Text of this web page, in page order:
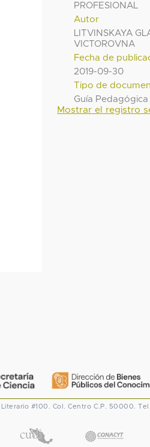
PROFESIONAL
Autor
LITVINSKAYA
VICTOROVNA
Fecha de
2019-09-30
Tipo de
Guía Pedagógica
Mostrar el registro
Literario #100. Col. Centro C.P. 50000.